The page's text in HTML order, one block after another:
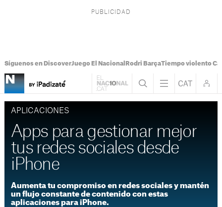
Síguenos en DiscoverJuego El Nacional Rodri BarçaTiempo violento
APLICACIONES
Apps para gestionar mejor
tus redes sociales desde
iPhone
Aumenta tu compromiso en redes sociales y mantén
un flujo constante de contenido con estas
aplicaciones para iPhone.